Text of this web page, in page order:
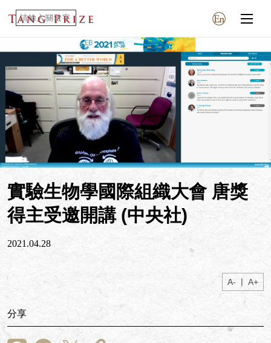
實驗生物學國際組織大會 唐獎
得主受邀開講 (中央社)
2021.04.28
A- | A+
分享